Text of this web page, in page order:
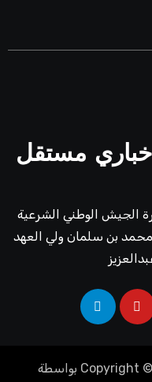
مستقل
الجيش الوطني الشرعية
محمد بن سلمان ولي العهد
Copyright بواسطة